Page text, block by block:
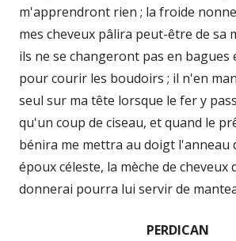
m'apprendront rien ; la froide
mes cheveux pâlira peut-être de sa
ils ne se changeront pas en bagues
pour courir les boudoirs ; il n'en
seul sur ma tête lorsque le fer y
qu'un coup de ciseau, et quand le
bénira me mettra au doigt l'anneau
époux céleste, la mèche de cheveux
donnerai pourra lui servir de
PERDICAN